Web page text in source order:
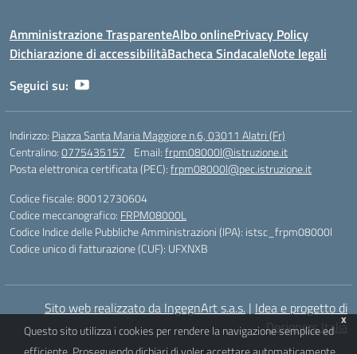
Amministrazione TrasparenteAlbo onlinePrivacy Policy
Dichiarazione di accessibilitàBacheca SindacaleNote legali
Seguici su:
Indirizzo: Piazza Santa Maria Maggiore n.6, 03011 Alatri (Fr)
Centralino:0775435157 Email:frpm08000l@istruzione.it
Posta elettronica certificata (PEC):frpm08000l@pec.istruzione.it
Codice fiscale: 80012730604
Codice meccanografico: FRPM08000L
Codice Indice delle Pubbliche Amministrazioni (IPA): istsc_frpm08000l
Codice unico di fatturazione (CUF): UFXNXB
Sito web realizzato da IngegnArt s.a.s. | Idea e progetto di
Designers Italia
x
Questo sito utilizza i cookies per rendere la navigazione semplice ed